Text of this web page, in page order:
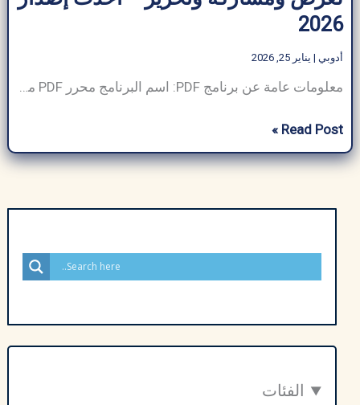
2026
أدوبي | يناير 25, 2026
تنزيل
برنامج
إصدار
Read Post »
الفئات